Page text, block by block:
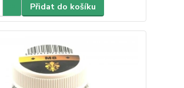
Přidat do košíku